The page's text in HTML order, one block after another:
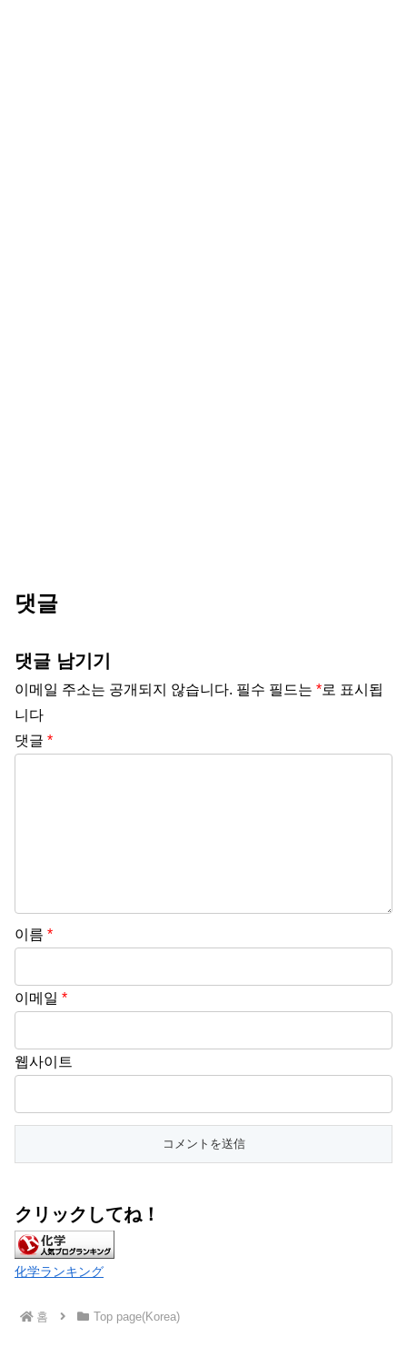
댓글
댓글 남기기
이메일 주소는 공개되지 않습니다. 필수 필드는 *로 표시됩
니다
댓글 *
이름 *
이메일 *
웹사이트
クリックしてね！
化学ランキング
홈 Top page(Korea)